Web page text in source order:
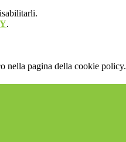
.
nella pagina della cookie policy.